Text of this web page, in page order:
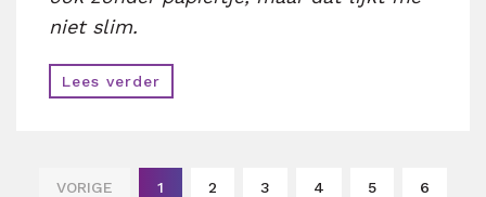
niet slim.
Lees verder
VORIGE 1 2 3 4 5 6